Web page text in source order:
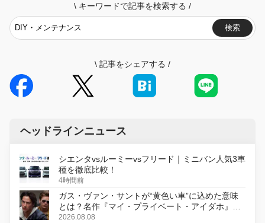
\ キーワードで記事を検索する /
検索
\ 記事をシェアする /
ヘッドラインニュース
シエンタvsルーミーvsフリード｜ミニバン人気3車
種を徹底比較！
4時間前
ガス・ヴァン・サントが“黄色い車”に込めた意味
とは？名作『マイ・プライベート・アイダホ』が
初のデジタルリマスター版で復活
2026.08.08